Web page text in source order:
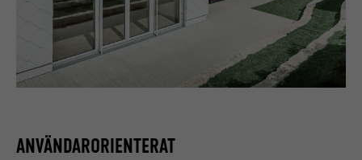
ANVÄNDARORIENTERAT